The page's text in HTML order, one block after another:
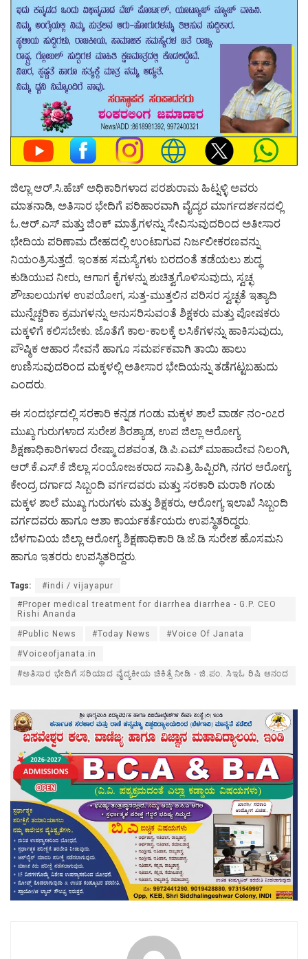
ಜಿಲ್ಲಾ ಆರ್.ಸಿ.ಹೆಚ್ ಅಧಿಕಾರಿಗಳಾದ ಪರಶುರಾಮ ಹಿಟ್ನಳ್ಳಿ ಅವರು
ಮಾತನಾಡಿ, ಅತಿಸಾರ ಭೇದಿಗೆ ಪರಿಹಾರವಾಗಿ ವೈದ್ಯರ ಮಾರ್ಗದರ್ಶನದಲ್ಲಿ
ಓ.ಆರ್.ಎಸ್ ಮತ್ತು ಜಿಂಕ್ ಮಾತ್ರೆಗಳನ್ನು ಸೇವಿಸುವುದರಿಂದ ಅತೀಸಾರ
ಭೇದಿಯ ಪರಿಣಾಮ ದೇಹದಲ್ಲಿ ಉಂಟಾಗುವ ನಿರ್ಜಲೀಕರಣವನ್ನು
ನಿಯಂತ್ರಿಸುತ್ತದೆ. ಇಂತಹ ಸಮಸ್ಯೆಗಳು ಬರದಂತೆ ತಡೆಯಲು ಶುದ್ಧ
ಕುಡಿಯುವ ನೀರು, ಆಗಾಗ ಕೈಗಳನ್ನು ಶುಚಿತ್ವಗೊಳಿಸುವುದು, ಸ್ವಚ್ಛ
ಶೌಚಾಲಯಗಳ ಉಪಯೋಗ, ಸುತ್ತ-ಮುತ್ತಲಿನ ಪರಿಸರ ಸ್ವಚ್ಛತೆ ಇತ್ಯಾದಿ
ಮುನ್ನೆಚ್ಚರಿಕಾ ಕ್ರಮಗಳನ್ನು ಅನುಸರಿಸುವಂತೆ ಶಿಕ್ಷಕರು ಮತ್ತು ಪೋಷಕರು
ಮಕ್ಕಳಿಗೆ ಕಲಿಸಬೇಕು. ಜೊತೆಗೆ ಕಾಲ-ಕಾಲಕ್ಕೆ ಲಸಿಕೆಗಳನ್ನು ಹಾಕಿಸುವುದು,
ಪೌಷ್ಠಿಕ ಆಹಾರ ಸೇವನೆ ಹಾಗೂ ಸಮರ್ಪಕವಾಗಿ ತಾಯಿ ಹಾಲು
ಉಣಿಸುವುದರಿಂದ ಮಕ್ಕಳಲ್ಲಿ ಅತೀಸಾರ ಭೇದಿಯನ್ನು ತಡೆಗಟ್ಟಬಹುದು
ಎಂದರು.
ಈ ಸಂದರ್ಭದಲ್ಲಿ ಸರಕಾರಿ ಕನ್ನಡ ಗಂಡು ಮಕ್ಕಳ ಶಾಲೆ ವಾರ್ಡ ನಂ-೦೭ರ
ಮುಖ್ಯ ಗುರುಗಳಾದ ಸುರೇಶ ಶಿರಶ್ಯಾಡ, ಉಪ ಜಿಲ್ಲಾ ಆರೋಗ್ಯ
ಶಿಕ್ಷಣಾಧಿಕಾರಿಗಳಾದ ರೇಷ್ಮಾ ದಶವಂತ, ಡಿ.ಪಿ.ಎಮ್ ಮಾಹಾದೇವ ನಿಲಂಗಿ,
ಆರ್.ಕೆ.ಎಸ್.ಕೆ ಜಿಲ್ಲಾ ಸಂಯೋಜಕರಾದ ಸಾವಿತ್ರಿ ಹಿಪ್ಪಿರಗಿ, ನಗರ ಆರೋಗ್ಯ
ಕೇಂದ್ರ ದರ್ಗಾದ ಸಿಬ್ಬಂದಿ ವರ್ಗದವರು ಮತ್ತು ಸರಕಾರಿ ಮರಾಠಿ ಗಂಡು
ಮಕ್ಕಳ ಶಾಲೆ ಮುಖ್ಯ ಗುರುಗಳು ಮತ್ತು ಶಿಕ್ಷಕರು, ಆರೋಗ್ಯ ಇಲಾಖೆ ಸಿಬ್ಬಂದಿ
ವರ್ಗದವರು ಹಾಗೂ ಆಶಾ ಕಾರ್ಯಕರ್ತೆಯರು ಉಪಸ್ಥಿತರಿದ್ದರು.
ಬೆಳಗಾವಿಯ ಜಿಲ್ಲಾ ಆರೋಗ್ಯ ಶಿಕ್ಷಣಾಧಿಕಾರಿ ಡಿ.ಜೆ.ಡಿ ಸುರೇಶ ಹೊಸಮನಿ
ಹಾಗೂ ಇತರರು ಉಪಸ್ಥಿತರಿದ್ದರು.
Tags:
#indi / vijayapur
#Proper medical treatment for diarrhea diarrhea - G.P. CEO
Rishi Ananda
#Public News #Today News #Voice Of Janata
#Voiceofjanata.in
#ಅತಿಸಾರ ಭೇದಿಗೆ ಸರಿಯಾದ ವೈದ್ಯಕೀಯ ಚಿಕಿತ್ಸೆ ನೀಡಿ - ಜಿ.ಪಂ. ಸಿಇಓ ರಿಷಿ ಆನಂದ